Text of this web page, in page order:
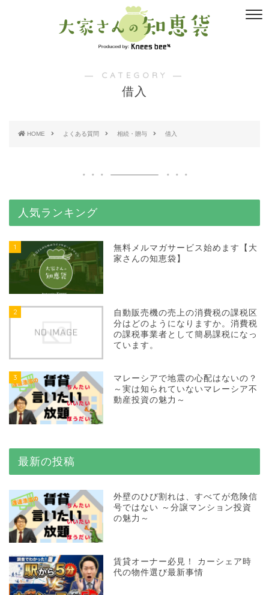
― CATEGORY ―
借入
HOME よくある質問 相続・贈与 借入
人気ランキング
1
無料メルマガサービス始めます【大
家さんの知恵袋】
2
自動販売機の売上の消費税の課税区
分はどのようになりますか。消費税
の課税事業者として簡易課税になっ
ています。
3
マレーシアで地震の心配はないの？
～実は知られていないマレーシア不
動産投資の魅力～
最新の投稿
外壁のひび割れは、すべてが危険信
号ではない ～分譲マンション投資
の魅力～
賃貸オーナー必見！ カーシェア時
代の物件選び最新事情